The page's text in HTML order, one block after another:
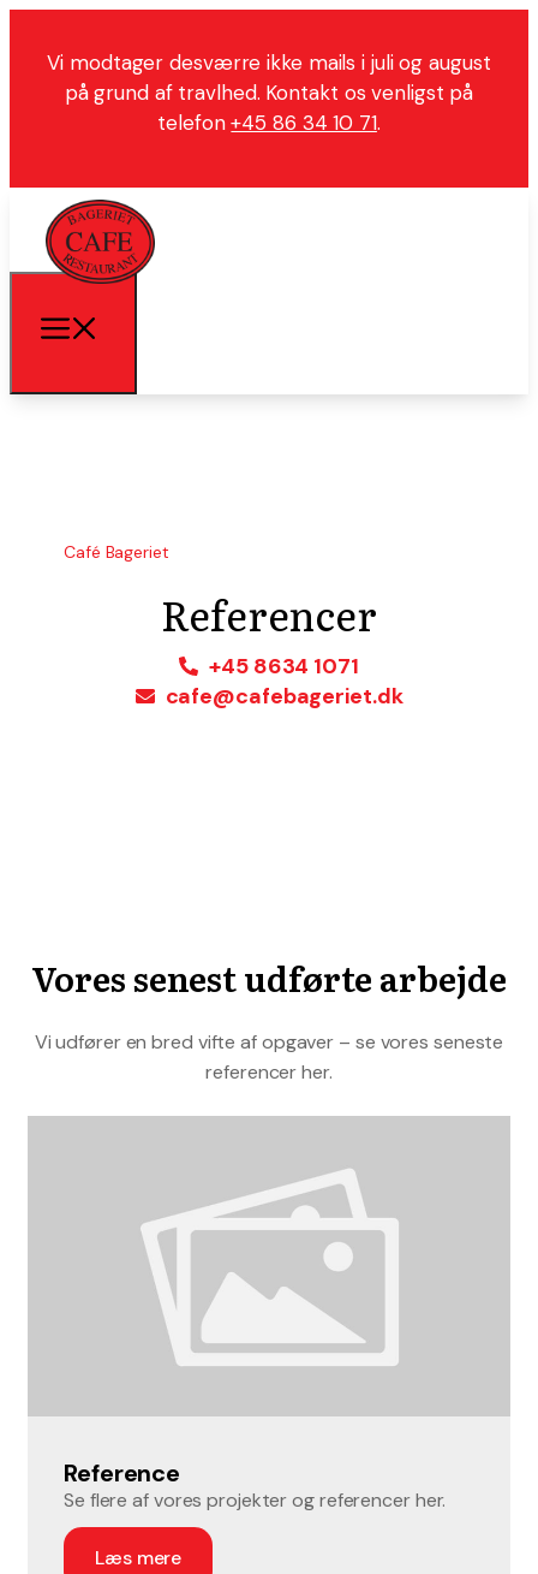
Vi modtager desværre ikke mails i juli og august
på grund af travlhed. Kontakt os venligst på
telefon+45 86 34 10 71.
Café Bageriet
Referencer
+45 8634 1071
cafe@cafebageriet.dk
Vores senest udførte arbejde
Vi udfører en bred vifte af opgaver – se vores seneste
referencer her.
Reference
Se flere af vores projekter og referencer her.
Læs mere